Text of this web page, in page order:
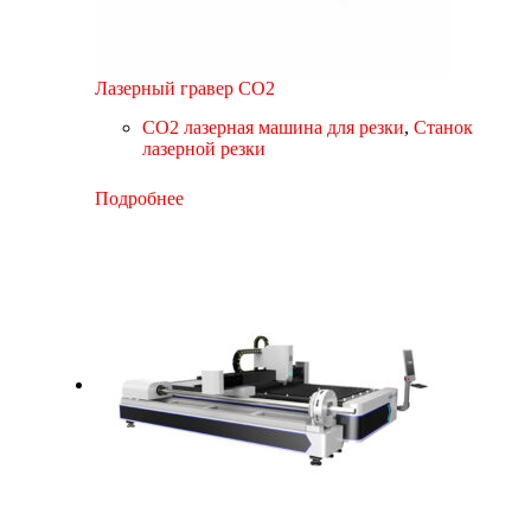
Лазерный гравер CO2
CO2 лазерная машина для резки,Станок
лазерной резки
Подробнее